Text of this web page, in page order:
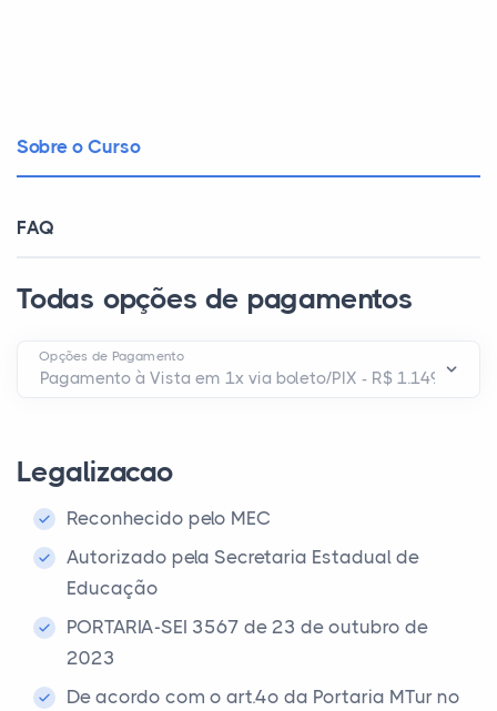
Sobre o Curso
FAQ
Todas opções de pagamentos
Opções de Pagamento
Legalizacao
Reconhecido pelo MEC
Autorizado pela Secretaria Estadual de
Educação
PORTARIA-SEI 3567 de 23 de outubro de
2023
De acordo com o art.4º da Portaria MTur nº